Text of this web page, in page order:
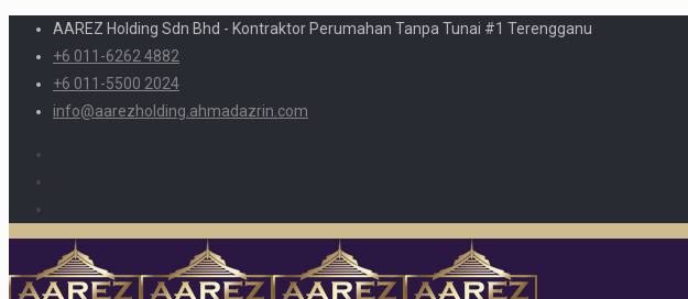
AAREZ Holding Sdn Bhd - Kontraktor Perumahan Tanpa Tunai #1 Terengganu
+6 011-6262 4882
+6 011-5500 2024
info@aarezholding.ahmadazrin.com